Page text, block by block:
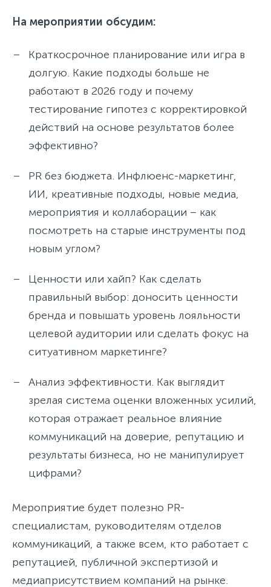
На мероприятии обсудим:
Краткосрочное планирование или игра в
долгую. Какие подходы больше не
работают в 2026 году и почему
тестирование гипотез с корректировкой
действий на основе результатов более
эффективно?
PR без бюджета. Инфлюенс-маркетинг,
ИИ, креативные подходы, новые медиа,
мероприятия и коллаборации – как
посмотреть на старые инструменты под
новым углом?
Ценности или хайп? Как сделать
правильный выбор: доносить ценности
бренда и повышать уровень лояльности
целевой аудитории или сделать фокус на
ситуативном маркетинге?
Анализ эффективности. Как выглядит
зрелая система оценки вложенных усилий,
которая отражает реальное влияние
коммуникаций на доверие, репутацию и
результаты бизнеса, но не манипулирует
цифрами?
Мероприятие будет полезно PR-
специалистам, руководителям отделов
коммуникаций, а также всем, кто работает с
репутацией, публичной экспертизой и
медиаприсутствием компаний на рынке.